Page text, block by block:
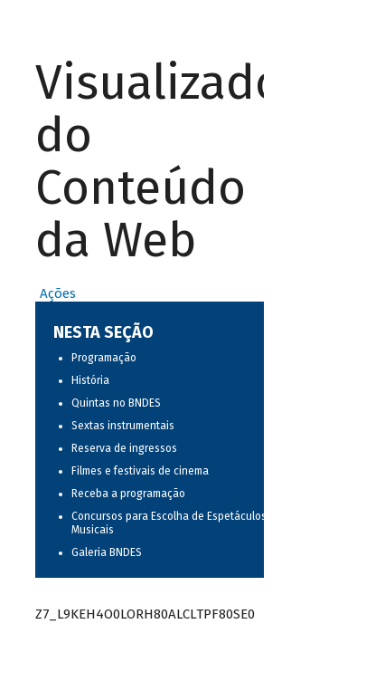
Visualizador
do
Conteúdo
da Web
Ações
NESTA SEÇÃO
Programação
História
Quintas no BNDES
Sextas instrumentais
Reserva de ingressos
Filmes e festivais de cinema
Receba a programação
Concursos para Escolha de Espetáculos
Musicais
Galeria BNDES
Z7_L9KEH4O0LORH80ALCLTPF80SE0